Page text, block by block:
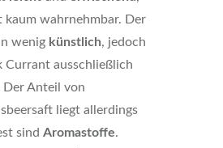
wahrnehmbar. Der
wenig künstlich, jedoch
Currant ausschließlich
Der Anteil von
liegt allerdings
sind Aromastoffe.